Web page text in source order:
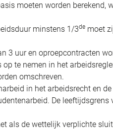
moeten worden berekend,
minstens 1/3de moet
3 uur en oproepcontracten
te nemen in het
omschreven.
in het arbeidsrecht en
De
als de wettelijk verplichte